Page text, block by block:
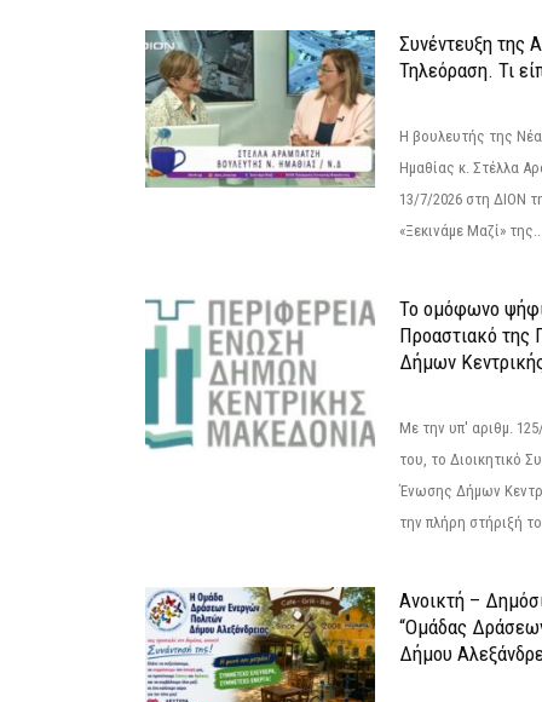
Συνέντευξη της
Τηλεόραση. Τι
Η βουλευτής της
Ημαθίας κ. Στέλλα
13/7/2026 στη ΔΙΟΝ
«Ξεκινάμε Μαζί»
Το ομόφωνο
Προαστιακό της
Δήμων
Με την υπ' αριθμ.
του, το Διοικητικό
Ένωσης Δήμων
την πλήρη στήριξή
Ανοικτή –
“Ομάδας
Δήμου